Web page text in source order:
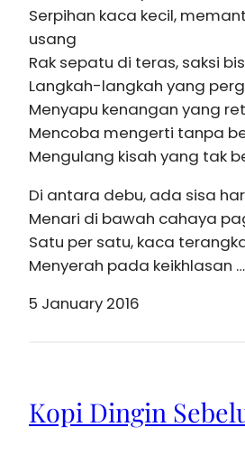
Serpihan kaca kecil,
usang
Rak sepatu di teras, saksi
Langkah-langkah yang
Menyapu kenangan yang
Mencoba mengerti tanpa
Mengulang kisah yang tak
Di antara debu, ada sisa
Menari di bawah cahaya
Satu per satu, kaca
Menyerah pada keikhlasan …
5 January 2016
Kopi Dingin